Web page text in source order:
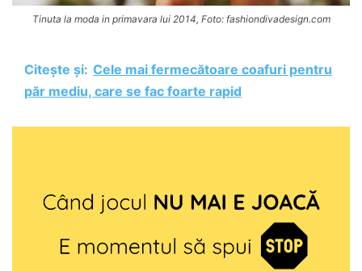
Tinuta la moda in primavara lui 2014, Foto: fashiondivadesign.com
Citește și: Cele mai fermecătoare coafuri pentru
păr mediu, care se fac foarte rapid